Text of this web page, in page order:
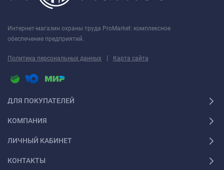
Интернет-магазин охраны труда ProMarket: комплексное
обеспечение предприятий.
Политика персональных данных | Карта сайта
ДЛЯ ПОКУПАТЕЛЕЙ
КОМПАНИЯ
ЛИЧНЫЙ КАБИНЕТ
КОНТАКТЫ